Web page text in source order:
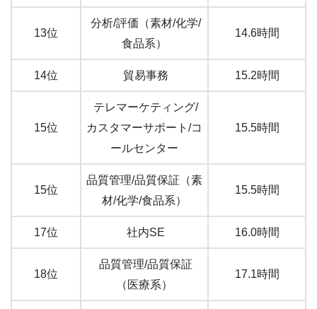
13位
分析/評価（素材/化学/
食品系）
14.6時間
14位 貿易事務 15.2時間
15位
テレマーケティング/
カスタマーサポート/コ
ールセンター
15.5時間
15位
品質管理/品質保証（素
材/化学/食品系）
15.5時間
17位 社内SE 16.0時間
18位
品質管理/品質保証
（医療系）
17.1時間